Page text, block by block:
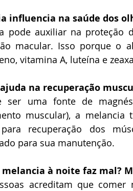
influencia na saúde dos
pode auxiliar na proteção
macular. Isso porque o
vitamina A, luteína e
na recuperação
ser uma fonte de
muscular), a
recuperação dos
para sua manutenção.
melancia à noite faz mal?
acreditam que